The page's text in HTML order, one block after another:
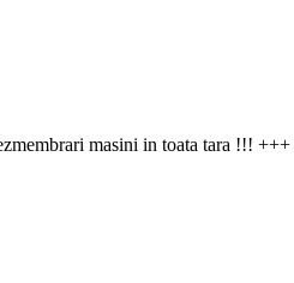
masini in toata tara !!!